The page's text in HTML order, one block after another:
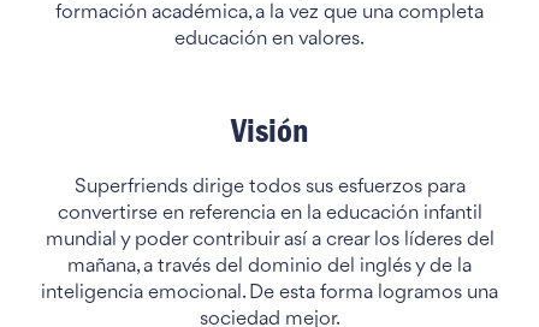
formación académica, a la vez que una completa
educación en valores.
Visión
Superfriends dirige todos sus esfuerzos para
convertirse en referencia en la educación infantil
mundial y poder contribuir así a crear los líderes del
mañana, a través del dominio del inglés y de la
inteligencia emocional. De esta forma logramos una
sociedad mejor.